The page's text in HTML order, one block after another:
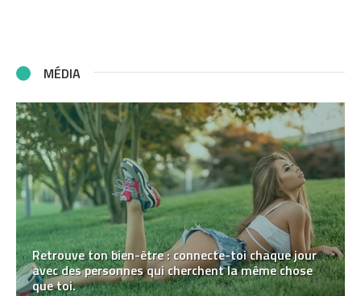
MÉDIA
Retrouve ton bien-être : connecte-toi chaque jour
avec des personnes qui cherchent la même chose
que toi.